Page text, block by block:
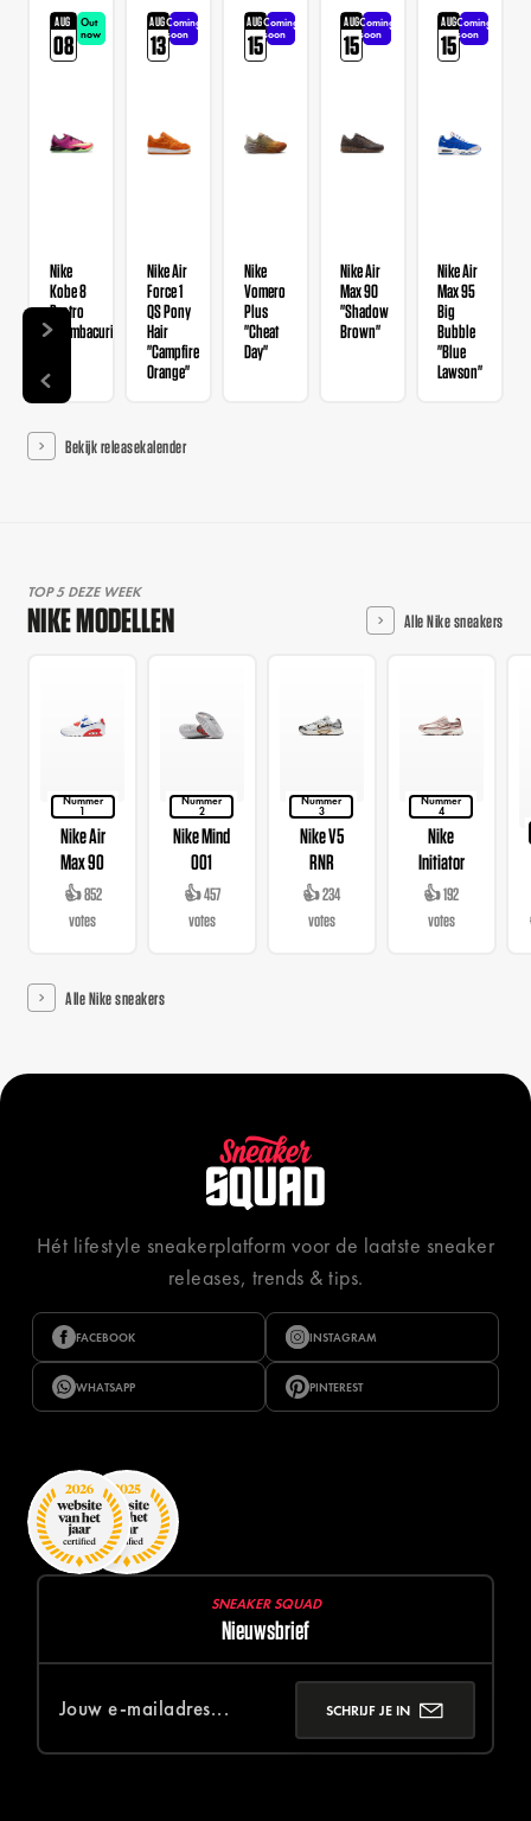
AUG
08
Out
now
Nike
Kobe 8
Protro
"Mambacurial"
AUG
13
Coming
soon
Nike Air
Force 1
QS Pony
Hair
"Campfire
Orange"
AUG
15
Coming
soon
Nike
Vomero
Plus
"Cheat
Day"
AUG
15
Coming
soon
Nike Air
Max 90
"Shadow
Brown"
AUG
15
Coming
soon
Nike Air
Max 95
Big
Bubble
"Blue
Lawson"
Bekijk releasekalender
TOP 5 DEZE WEEK
NIKE MODELLEN Alle Nike sneakers
Nummer
1
Nike Air
Max 90
👍 852
votes
Nummer
2
Nike Mind
001
👍 457
votes
Nummer
3
Nike V5
RNR
👍 234
votes
Nummer
4
Nike
Initiator
👍 192
votes
Alle Nike sneakers
Hét lifestyle sneakerplatform voor de laatste sneaker
releases, trends & tips.
FACEBOOK INSTAGRAM
WHATSAPP PINTEREST
SNEAKER SQUAD
Nieuwsbrief
SCHRIJF JE IN